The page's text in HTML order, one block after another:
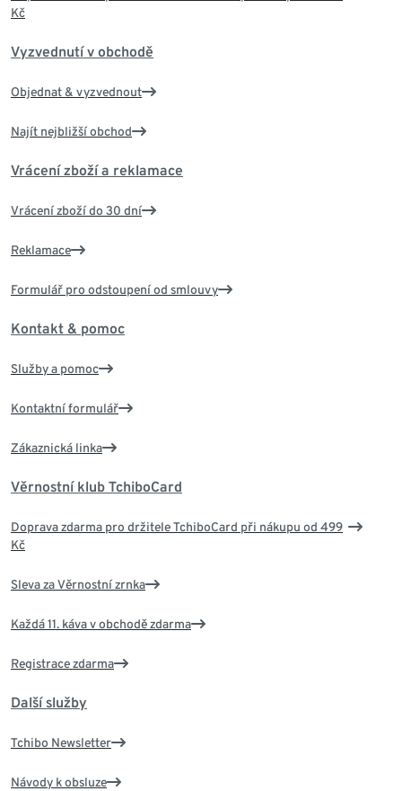
Kč
Vyzvednutí v obchodě
Objednat & vyzvednout
Najít nejbližší obchod
Vrácení zboží a reklamace
Vrácení zboží do 30 dní
Reklamace
Formulář pro odstoupení od smlouvy
Kontakt & pomoc
Služby a pomoc
Kontaktní formulář
Zákaznická linka
Věrnostní klub TchiboCard
Doprava zdarma pro držitele TchiboCard při nákupu od 499
Kč
Sleva za Věrnostní zrnka
Každá 11. káva v obchodě zdarma
Registrace zdarma
Další služby
Tchibo Newsletter
Návody k obsluze